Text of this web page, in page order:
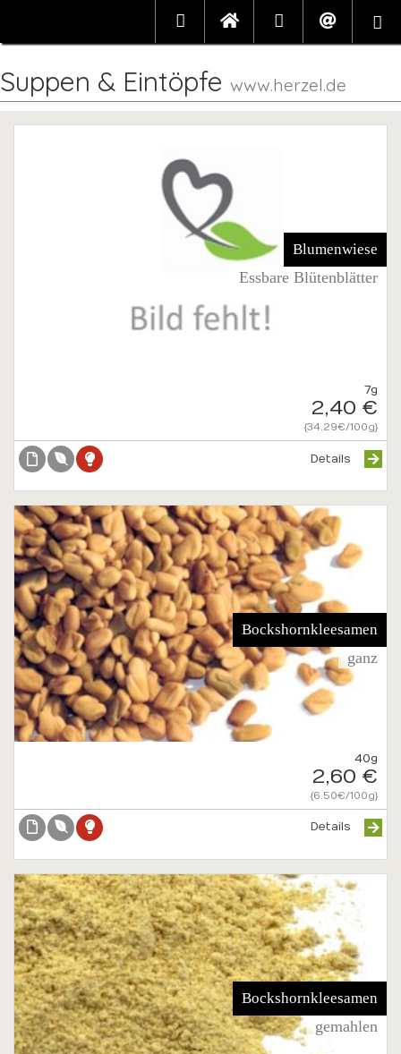
Suppen & Eintöpfe www.herzel.de
Blumenwiese
Essbare Blütenblätter
7g
2,40 €
{34.29€/100g}
Details
Bockshornkleesamen
ganz
40g
2,60 €
{6.50€/100g}
Details
Bockshornkleesamen
gemahlen